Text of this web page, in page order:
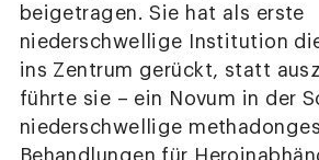
beigetragen. Sie hat als erste
niederschwellige Institution
ins Zentrum gerückt, statt
führte sie – ein Novum in der
niederschwellige
Behandlungen für